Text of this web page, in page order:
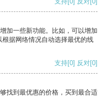
加一些新功能。比如，可以增加
据网络情况自动选择最优的线
支持[0] 反对[0]
找到最优惠的价格，买到最合适